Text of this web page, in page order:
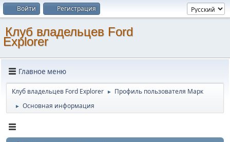
Войти Регистрация
Клуб владельцев Ford
Explorer
Главное меню
Клуб владельцев Ford Explorer ► Профиль пользователя Марк
► Основная информация